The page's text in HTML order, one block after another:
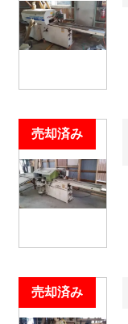
売却済み
売却済み